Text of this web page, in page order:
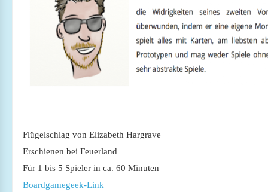
Flügelschlag von Elizabeth Hargrave
Erschienen bei Feuerland
Für 1 bis 5 Spieler in ca. 60 Minuten
Boardgamegeek-Link